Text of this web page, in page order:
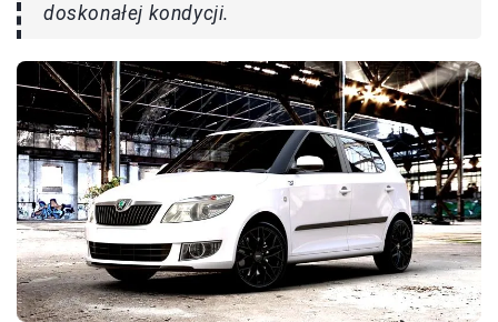
doskonałej kondycji.